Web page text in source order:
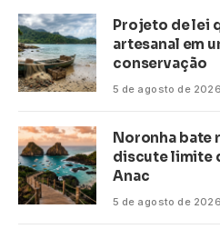
Projeto de lei
artesanal em
conservação
5 de agosto de 2026
Noronha bate
discute limite
Anac
5 de agosto de 2026